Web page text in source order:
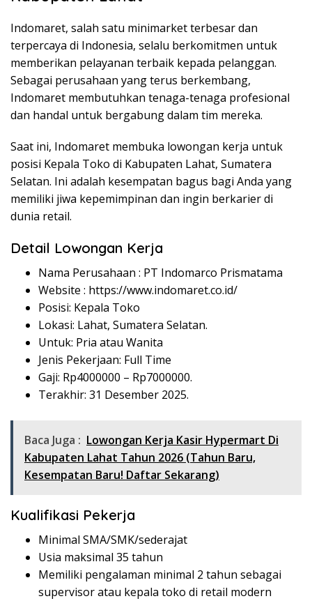
Indomaret, salah satu minimarket terbesar dan
terpercaya di Indonesia, selalu berkomitmen untuk
memberikan pelayanan terbaik kepada pelanggan.
Sebagai perusahaan yang terus berkembang,
Indomaret membutuhkan tenaga-tenaga profesional
dan handal untuk bergabung dalam tim mereka.
Saat ini, Indomaret membuka lowongan kerja untuk
posisi Kepala Toko di Kabupaten Lahat, Sumatera
Selatan. Ini adalah kesempatan bagus bagi Anda yang
memiliki jiwa kepemimpinan dan ingin berkarier di
dunia retail.
Detail Lowongan Kerja
Nama Perusahaan : PT Indomarco Prismatama
Website : https://www.indomaret.co.id/
Posisi: Kepala Toko
Lokasi: Lahat, Sumatera Selatan.
Untuk: Pria atau Wanita
Jenis Pekerjaan: Full Time
Gaji: Rp4000000 – Rp7000000.
Terakhir: 31 Desember 2025.
Baca Juga : Lowongan Kerja Kasir Hypermart Di
Kabupaten Lahat Tahun 2026 (Tahun Baru,
Kesempatan Baru! Daftar Sekarang)
Kualifikasi Pekerja
Minimal SMA/SMK/sederajat
Usia maksimal 35 tahun
Memiliki pengalaman minimal 2 tahun sebagai
supervisor atau kepala toko di retail modern